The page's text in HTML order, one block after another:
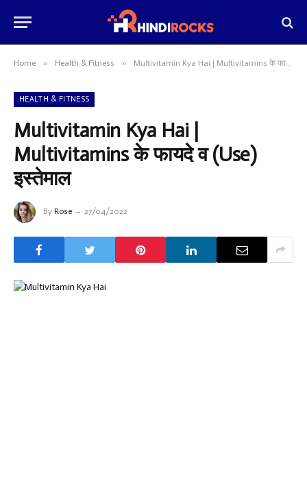
Home » Health & Fitness » Multivitamin Kya Hai | Multivitamins के फायदे व (Use) इस्तेमाल
HEALTH & FITNESS
Multivitamin Kya Hai |
Multivitamins के फायदे व (Use)
इस्तेमाल
By Rose 27/04/2022